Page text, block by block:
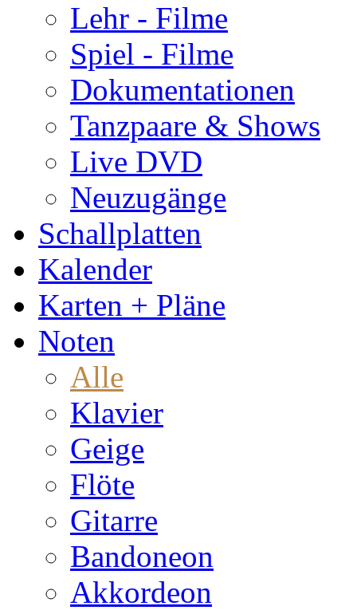
Lehr - Filme
Spiel - Filme
Dokumentationen
Tanzpaare & Shows
Live DVD
Neuzugänge
Schallplatten
Kalender
Karten + Pläne
Noten
Alle
Klavier
Geige
Flöte
Gitarre
Bandoneon
Akkordeon